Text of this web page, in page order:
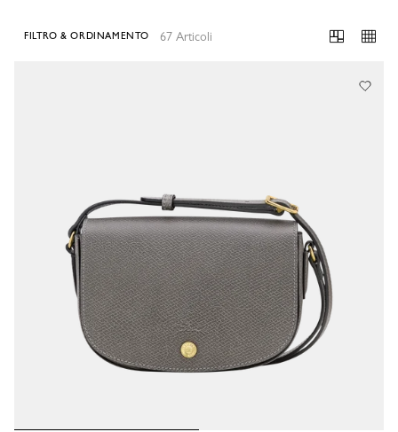
67 Articoli
FILTRO & ORDINAMENTO